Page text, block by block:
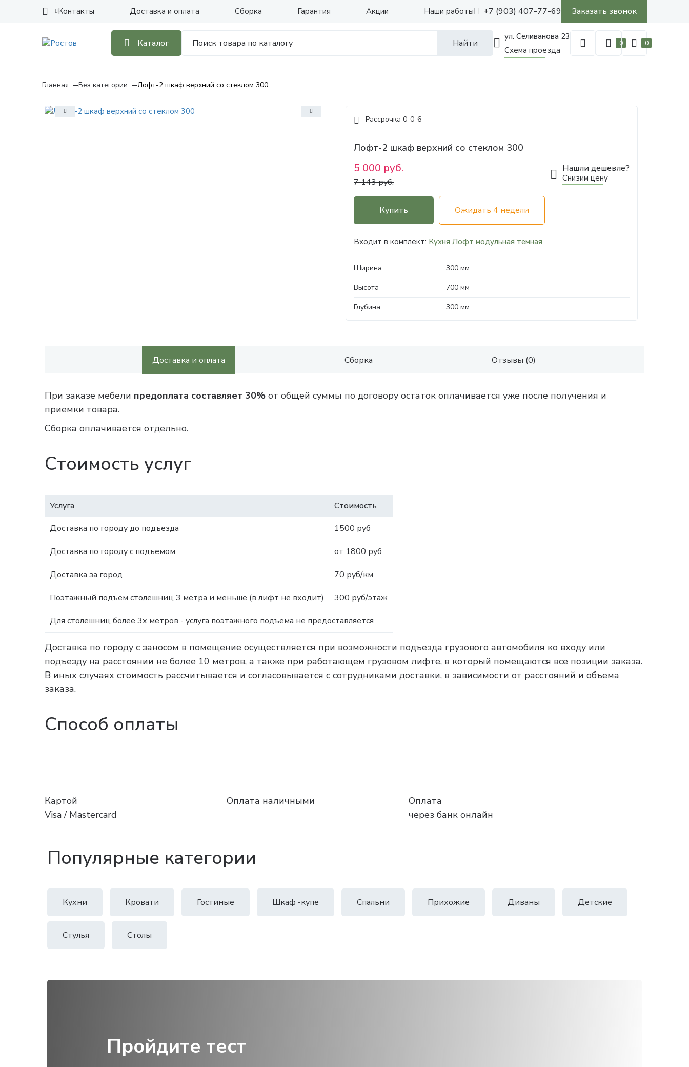
Контакты Доставка и оплата Сборка Гарантия Наши работы
Акции +7 (903) 407-77-69 Заказать звонок
Каталог Найти
ул. Селиванова 23
Схема проезда
0 0
Главная Без категории Лофт-2 шкаф верхний со стеклом 300
Рассрочка 0-0-6
Лофт-2 шкаф верхний со стеклом 300
5 000 руб.
7 143 руб.
Нашли дешевле?
Снизим цену
Купить Ожидать 4 недели
Входит в комплект: Кухня Лофт модульная темная
Ширина
300 мм
Высота
700 мм
Глубина
300 мм
Доставка и оплата Сборка Отзывы (0)
При заказе мебели предоплата составляет 30% от общей суммы по договору остаток оплачивается уже после получения и
приемки товара.
Сборка оплачивается отдельно.
Стоимость услуг
Услуга
Стоимость
Доставка по городу до подъезда
1500 руб
Доставка по городу с подъемом от 1800 руб
Доставка за город 70 руб/км
Поэтажный подъем столешниц 3 метра и меньше (в лифт не входит) 300 руб/этаж
Для столешниц более 3х метров - услуга поэтажного подъема не предоставляется
Доставка по городу с заносом в помещение осуществляется при возможности подъезда грузового автомобиля ко входу или
подъезду на расстоянии не более 10 метров, а также при работающем грузовом лифте, в который помещаются все позиции заказа.
В иных случаях стоимость рассчитывается и согласовывается с сотрудниками доставки, в зависимости от расстояний и объема
заказа.
Способ оплаты
Картой
Visa / Mastercard
Оплата наличными
Оплата
через банк онлайн
Популярные категории
Кухни Кровати Гостиные Шкаф -купе Спальни Прихожие Диваны Детские
Стулья Столы
Пройдите тест